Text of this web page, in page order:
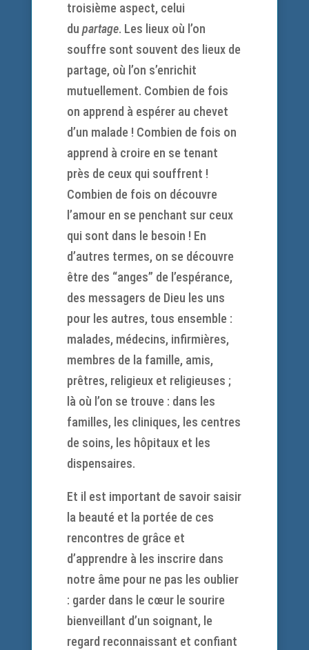
troisième aspect, celui
du partage. Les lieux où l’on
souffre sont souvent des lieux de
partage, où l’on s’enrichit
mutuellement. Combien de fois
on apprend à espérer au chevet
d’un malade ! Combien de fois on
apprend à croire en se tenant
près de ceux qui souffrent !
Combien de fois on découvre
l’amour en se penchant sur ceux
qui sont dans le besoin ! En
d’autres termes, on se découvre
être des “anges” de l’espérance,
des messagers de Dieu les uns
pour les autres, tous ensemble :
malades, médecins, infirmières,
membres de la famille, amis,
prêtres, religieux et religieuses ;
là où l’on se trouve : dans les
familles, les cliniques, les centres
de soins, les hôpitaux et les
dispensaires.
Et il est important de savoir saisir
la beauté et la portée de ces
rencontres de grâce et
d’apprendre à les inscrire dans
notre âme pour ne pas les oublier
: garder dans le cœur le sourire
bienveillant d’un soignant, le
regard reconnaissant et confiant